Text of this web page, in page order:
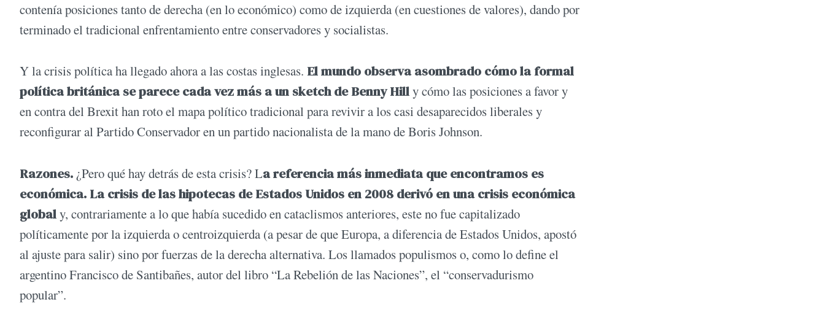
contenía posiciones tanto de derecha (en lo económico) como de izquierda (en cuestiones de valores), dando por
terminado el tradicional enfrentamiento entre conservadores y socialistas.
Y la crisis política ha llegado ahora a las costas inglesas. El mundo observa asombrado cómo la formal
política británica se parece cada vez más a un sketch de Benny Hilly cómo las posiciones a favor y
en contra del Brexit han roto el mapa político tradicional para revivir a los casi desaparecidos liberales y
reconfigurar al Partido Conservador en un partido nacionalista de la mano de Boris Johnson.
Razones. ¿Pero qué hay detrás de esta crisis? La referencia más inmediata que encontramos es
económica. La crisis de las hipotecas de Estados Unidos en 2008 derivó en una crisis económica
globaly, contrariamente a lo que había sucedido en cataclismos anteriores, este no fue capitalizado
políticamente por la izquierda o centroizquierda (a pesar de que Europa, a diferencia de Estados Unidos, apostó
al ajuste para salir) sino por fuerzas de la derecha alternativa. Los llamados populismos o, como lo define el
argentino Francisco de Santibañes, autor del libro “La Rebelión de las Naciones”, el “conservadurismo
popular”.